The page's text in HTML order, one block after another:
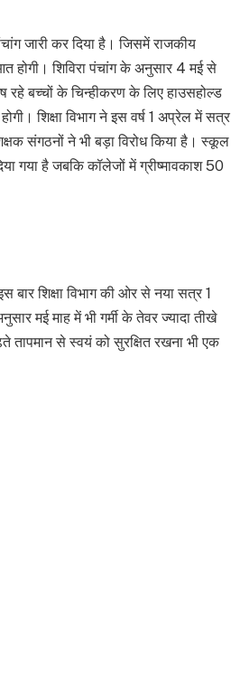
जारी कर दिया है। जिसमें राजकीय
होगी। शिविरा पंचांग के अनुसार 4 मई से
बच्चों के चिन्हीकरण के लिए हाउसहोल्ड
शिक्षा विभाग ने इस वर्ष 1 अप्रेल में सत्र
संगठनों ने भी बड़ा विरोध किया है। स्कूल
गया है जबकि कॉलेजों में ग्रीष्मावकाश 50
शिक्षा विभाग की ओर से नया सत्र 1
मई माह में भी गर्मी के तेवर ज्यादा तीखे
तापमान से स्वयं को सुरक्षित रखना भी एक